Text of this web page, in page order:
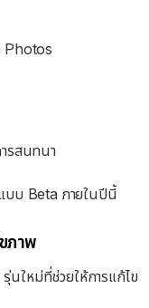
Photos
รสนทนา
บบ Beta ภายในปีนี้
ภาพ
ใหม่ที่ช่วยให้การแก้ไข